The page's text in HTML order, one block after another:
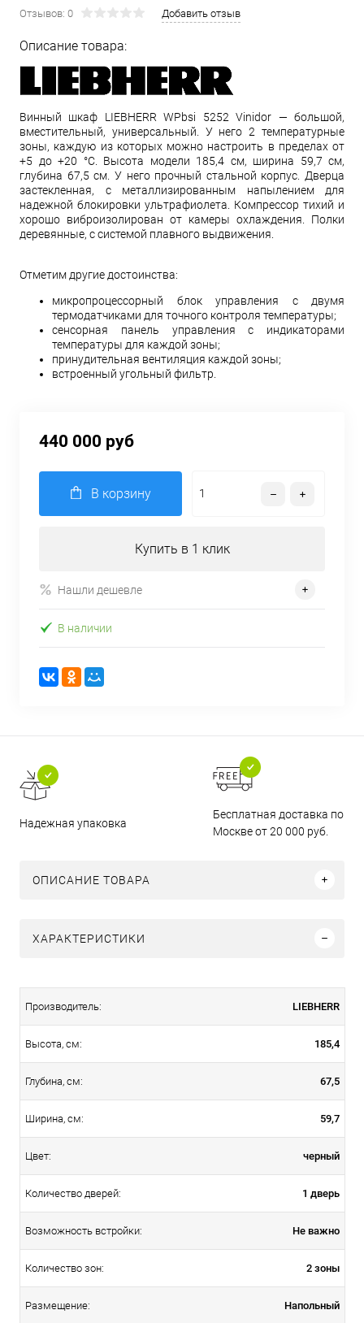
Отзывов: 0 Добавить отзыв
Описание товара:
Винный шкаф LIEBHERR WPbsi 5252 Vinidor — большой,
вместительный, универсальный. У него 2 температурные
зоны, каждую из которых можно настроить в пределах от
+5 до +20 °С. Высота модели 185,4 см, ширина 59,7 см,
глубина 67,5 см. У него прочный стальной корпус. Дверца
застекленная, с металлизированным напылением для
надежной блокировки ультрафиолета. Компрессор тихий и
хорошо виброизолирован от камеры охлаждения. Полки
деревянные, с системой плавного выдвижения.
Отметим другие достоинства:
микропроцессорный блок управления с двумя
термодатчиками для точного контроля температуры;
сенсорная панель управления с индикаторами
температуры для каждой зоны;
принудительная вентиляция каждой зоны;
встроенный угольный фильтр.
440 000 руб
В корзину
Купить в 1 клик
Нашли дешевле
В наличии
Надежная упаковка
Бесплатная доставка по
Москве от 20 000 руб.
ОПИСАНИЕ ТОВАРА
ХАРАКТЕРИСТИКИ
Производитель: LIEBHERR
Высота, см: 185,4
Глубина, см: 67,5
Ширина, см: 59,7
Цвет: черный
Количество дверей: 1 дверь
Возможность встройки: Не важно
Количество зон: 2 зоны
Размещение: Напольный